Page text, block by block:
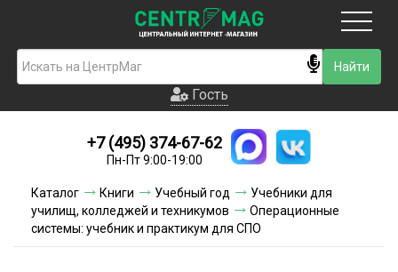
Гость
Новинки
Условия доставки
Условия оплаты
Гость
+7 (495) 374-67-62
Пн-Пт 9:00-19:00
Каталог Книги Учебный год
Учебники для
училищ, колледжей и техникумов
Операционные
системы: учебник и практикум для СПО